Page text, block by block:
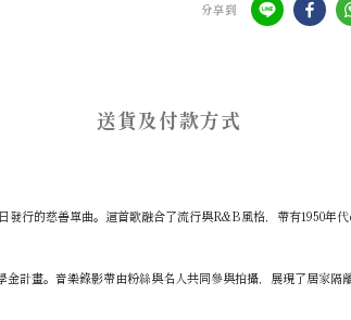
分享到
送貨及付款方式
行的慈善單曲。這首歌融合了流行與R&B風格，帶有1950年
。音樂錄影帶由粉絲與名人共同參與拍攝，展現了居家隔